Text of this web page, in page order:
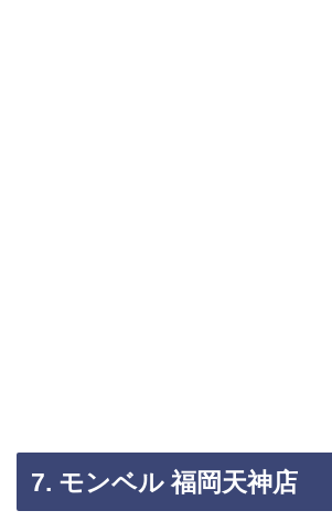
7. モンベル 福岡天神店